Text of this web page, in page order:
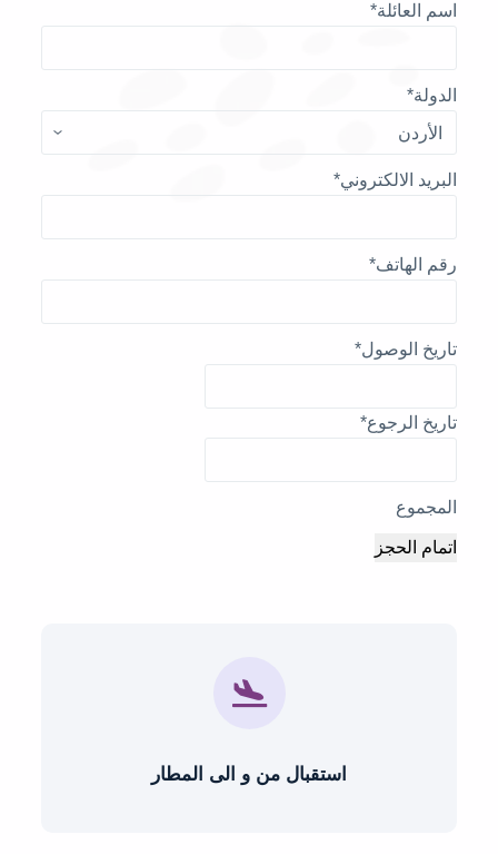
اسم العائلة*
الدولة*
البريد الالكتروني*
رقم الهاتف*
تاريخ الوصول*
تاريخ الرجوع*
المجموع
اتمام الحجز
استقبال من و الى المطار